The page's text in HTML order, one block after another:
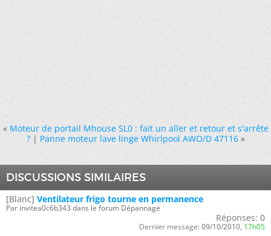
« Moteur de portail Mhouse SL0 : fait un aller et retour et s'arrête
?|Panne moteur lave linge Whirlpool AWO/D 47116 »
DISCUSSIONS SIMILAIRES
[Blanc] Ventilateur frigo tourne en permanence
Par invitea0c6b343 dans le forum Dépannage
Réponses: 0
Dernier message: 09/10/2010, 17h05